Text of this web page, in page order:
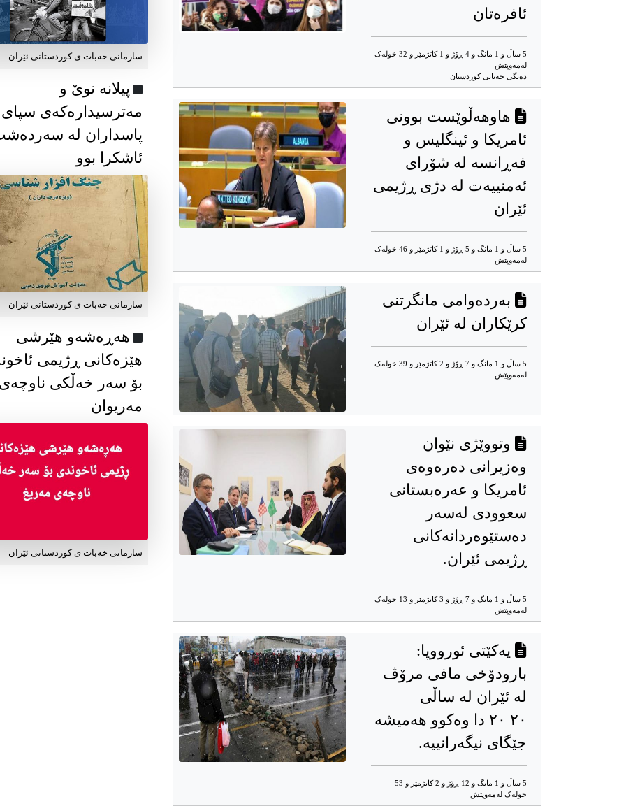
ئافرەتان
5 ساڵ و 1 مانگ و 4 ڕۆژ و 1 کاتژمێر و 32 خوله‌ک
له‌مه‌وپێش‌
دەنگی خەباتی کوردستان
هاوهەڵوێست بوونی
ئامریکا و ئینگلیس و
فەڕانسە لە شۆرای
ئەمنییەت لە دژی ڕژیمی
ئێران
5 ساڵ و 1 مانگ و 5 ڕۆژ و 1 کاتژمێر و 46 خوله‌ک
له‌مه‌وپێش‌
بەردەوامی مانگرتنی
کرێکاران لە ئێران
5 ساڵ و 1 مانگ و 7 ڕۆژ و 2 کاتژمێر و 39 خوله‌ک
له‌مه‌وپێش‌
وتووێژی نێوان
وەزیرانی دەرەوەی
ئامریکا و عەرەبستانی
سعوودی لەسەر
دەستێوەردانەکانی
ڕژیمی ئێران.
5 ساڵ و 1 مانگ و 7 ڕۆژ و 3 کاتژمێر و 13 خوله‌ک
له‌مه‌وپێش‌
یەکێتی ئورووپا:
بارودۆخی مافی مرۆڤ
لە ئێران لە ساڵی
٢٠ ٢٠ دا وەکوو هەمیشە
جێگای نیگەرانییە.
5 ساڵ و 1 مانگ و 12 ڕۆژ و 2 کاتژمێر و 53
خوله‌ک له‌مه‌وپێش‌
سازمانی خەبات ی كوردستانی ئێران
پیلانە نوێ و
مەترسیدارەکەی سپای
پاسداران لە
ئاشکرا بوو
سازمانی خەبات ی كوردستانی ئێران
هەڕەشەو هێرشی
هێزەکانی ڕژیمی
بۆ سەر خەڵکی
مەریوان
سازمانی خەبات ی کوردستانی ئێران